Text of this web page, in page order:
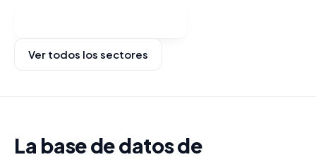
Ver todos los sectores
La base de datos de